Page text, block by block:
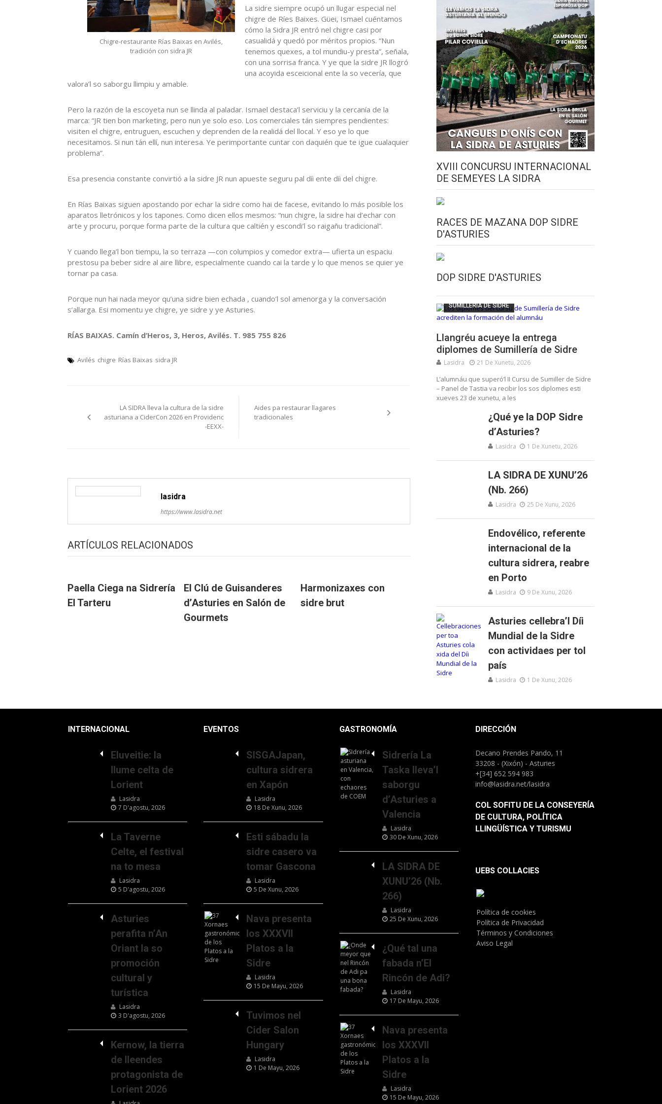
Chigre-restaurante Rías Baixas en Avilés,
tradición con sidra JR
La sidre siempre ocupó un llugar especial nel
chigre de Ríes Baixes. Güei, Ismael cuéntamos
cómo la Sidra JR entró nel chigre casi por
casualidá y quedó por méritos propios. “Nun
tenemos quexes, a tol mundiu-y presta”, señala,
con una sorrisa franca. Y ye que la sidre JR llogró
una acoyida esceicional ente la so vecería, que
valora’l so saborgu llimpiu y amable.
Pero la razón de la escoyeta nun se llinda al paladar. Ismael destaca’l serviciu y la cercanía de la
marca: “JR tien bon marketing, pero nun ye solo eso. Los comerciales tán siempres pendientes:
visiten el chigre, entruguen, escuchen y deprenden de la realidá del llocal. Y eso ye lo que
necesitamos. Si nun tán ellí, nun interesa. Ye perimportante cuntar con daquién que te igue cualaquier
problema”.
Esa presencia constante convirtió a la sidre JR nun apueste seguru pal díi ente díi del chigre.
En Rías Baixas siguen apostando por echar la sidre como hai de facese, evitando lo más posible los
aparatos lletrónicos y los tapones. Como dicen ellos mesmos: “nun chigre, la sidre hai d’echar con
arte y procuru, porque forma parte de la cultura que caltién y escondi’l so raigañu tradicional”.
Y cuando llega’l bon tiempu, la so terraza —con columpios y comedor extra— ufierta un espaciu
prestosu pa beber sidre al aire llibre, especialmente cuando cai la tarde y lo que menos se quier ye
tornar pa casa.
Porque nun hai nada meyor qu’una sidre bien echada , cuando’l sol amenorga y la conversación
s’allarga. Esi momentu ye chigre, ye sidre y ye Asturies.
RÍAS BAIXAS. Camín d’Heros, 3, Heros, Avilés. T. 985 755 826
Avilés chigre Rías Baixas sidra JR
pelos
LA SIDRA lleva la cultura de la sidre
asturiana a CiderCon 2026 en Providenc
-EEXX-
Aides pa restaurar llagares
tradicionales
lasidra
https://www.lasidra.net
ARTÍCULOS RELACIONADOS
Paella Ciega na Sidrería
El Tarteru
El Clú de Guisanderes
d’Asturies en Salón de
Gourmets
Harmonizaxes con
sidre brut
XVIII CONCURSU INTERNACIONAL
DE SEMEYES LA SIDRA
RACES DE MAZANA DOP SIDRE
D'ASTURIES
DOP SIDRE D'ASTURIES
ESCUELA DE SUMILLERÍA DE LA SIDRE
SUMILLERÍA DE SIDRE
Llangréu acueye la entrega
diplomes de Sumillería de Sidre
Lasidra 21 De Xunetu, 2026
L’alumnáu que superó’l II Cursu de Sumiller de Sidre
– Panel de Tastia va recibir los sos diplomes esti
xueves 23 de xunetu, a les
¿Qué ye la DOP Sidre
d’Asturies?
Lasidra 1 De Xunetu, 2026
LA SIDRA DE XUNU’26
(Nb. 266)
Lasidra 25 De Xunu, 2026
Endovélico, referente
internacional de la
cultura sidrera, reabre
en Porto
Lasidra 9 De Xunu, 2026
Asturies cellebra’l Díi
Mundial de la Sidre
con actividaes per tol
país
Lasidra 1 De Xunu, 2026
INTERNACIONAL
Eluveitie: la
llume celta de
Lorient
Lasidra
7 D'agostu, 2026
La Taverne
Celte, el festival
na to mesa
Lasidra
5 D'agostu, 2026
Asturies
perafita n’An
Oriant la so
promoción
cultural y
turística
Lasidra
3 D'agostu, 2026
Kernow, la tierra
de lleendes
protagonista de
Lorient 2026
EVENTOS
SISGAJapan,
cultura sidrera
en Xapón
Lasidra
18 De Xunu, 2026
Esti sábadu la
sidre casero va
tomar Gascona
Lasidra
5 De Xunu, 2026
Nava presenta
los XXXVII
Platos a la
Sidre
Lasidra
15 De Mayu, 2026
Tuvimos nel
Cider Salon
Hungary
Lasidra
1 De Mayu, 2026
GASTRONOMÍA
Sidrería La
Taska lleva’l
saborgu
d’Asturies a
Valencia
Lasidra
30 De Xunu, 2026
LA SIDRA DE
XUNU’26 (Nb.
266)
Lasidra
25 De Xunu, 2026
¿Qué tal una
fabada n’El
Rincón de Adi?
Lasidra
17 De Mayu, 2026
Nava presenta
los XXXVII
Platos a la
Sidre
Lasidra
15 De Mayu, 2026
DIRECCIÓN
Decano Prendes Pando, 11
33208 - (Xixón) - Asturies
+[34] 652 594 983
info@lasidra.net/lasidra
COL SOFITU DE LA CONSEYERÍA
DE CULTURA, POLÍTICA
LLINGÜÍSTICA Y TURISMU
UEBS COLLACIES
Política de cookies
Política de Privacidad
Términos y Condiciones
Aviso Legal